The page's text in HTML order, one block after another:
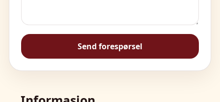
Send forespørsel